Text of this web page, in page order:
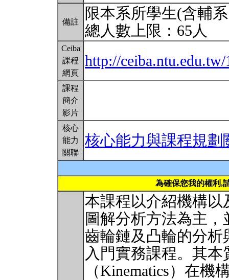
備註
限本系所學生(含輔
總人數上限：65人
Ceiba
課程
網頁
http://ceiba.ntu.edu.tw/
課程
簡介
影片
核心
能力
關聯
核心能力與課程規劃
為確保您我的權利,
本課程以介紹機構
圖解分析方法為主
齒輪鏈及凸輪的分
入門實務課程。其
（Kinematics）在